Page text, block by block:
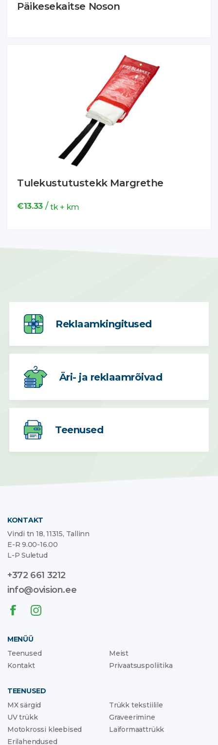
Päikesekaitse Noson
Tulekustutustekk Margrethe
€13.33 / tk + km
Reklaamkingitused
Äri- ja reklaamrõivad
Teenused
KONTAKT
Vindi tn 18, 11315, Tallinn
E-R 9.00-16.00
L-P Suletud
+372 661 3212
info@ovision.ee
MENÜÜ
Teenused
Meist
Kontakt
Privaatsuspoliitika
TEENUSED
MX särgid
Trükk tekstiilile
UV trükk
Graveerimine
Motokrossi kleebised
Laiformaattrükk
Erilahendused